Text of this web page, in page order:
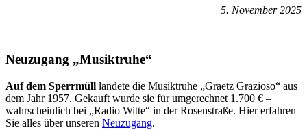
5. November 2025
Neuzugang „Musiktruhe“
Auf dem Sperrmüll landete die Musiktruhe „Graetz Grazioso“ aus
dem Jahr 1957. Gekauft wurde sie für umgerechnet 1.700 € –
wahrscheinlich bei „Radio Witte“ in der Rosenstraße. Hier erfahren
Sie alles über unseren Neuzugang.